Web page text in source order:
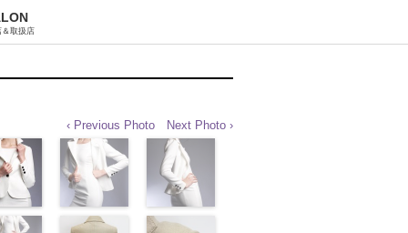
＆取扱店
‹ Previous Photo Next Photo ›